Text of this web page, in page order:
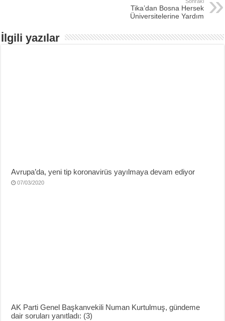
Tika’dan Bosna Hersek
Üniversitelerine Yardım
İlgili yazılar
Avrupa’da, yeni tip koronavirüs yayılmaya devam ediyor
07/03/2020
AK Parti Genel Başkanvekili Numan Kurtulmuş, gündeme
dair soruları yanıtladı: (3)